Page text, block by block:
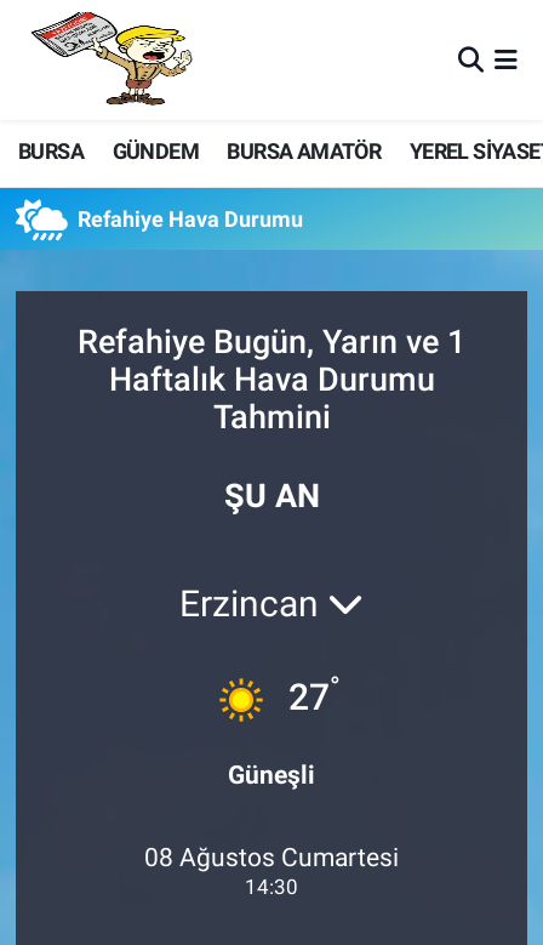
BURSA GÜNDEM BURSA AMATÖR YEREL
Refahiye Hava Durumu
Refahiye Bugün, Yarın ve 1
Haftalık Hava Durumu
Tahmini
ŞU AN
Erzincan
27°
Güneşli
08 Ağustos Cumartesi
14:30